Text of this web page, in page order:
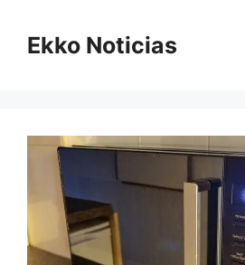
contenido
Ekko Noticias